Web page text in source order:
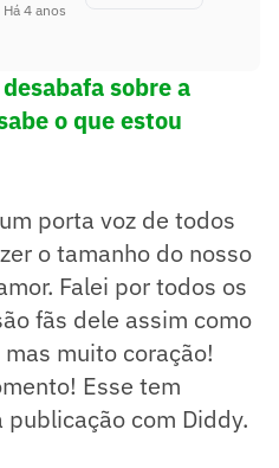
Há 4 anos
sobre a
o que estou
porta voz de todos
o tamanho do nosso
Falei por todos os
fãs dele assim como
muito coração!
Esse tem
com Diddy.